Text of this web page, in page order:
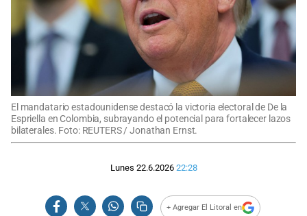
El mandatario estadounidense destacó la victoria electoral de De la
Espriella en Colombia, subrayando el potencial para fortalecer lazos
bilaterales. Foto: REUTERS / Jonathan Ernst.
Lunes 22.6.2026 22:28
+ Agregar El Litoral en